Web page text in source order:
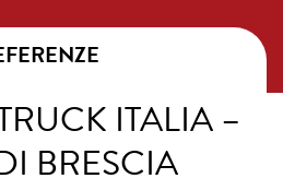
ITALIA –
BRESCIA